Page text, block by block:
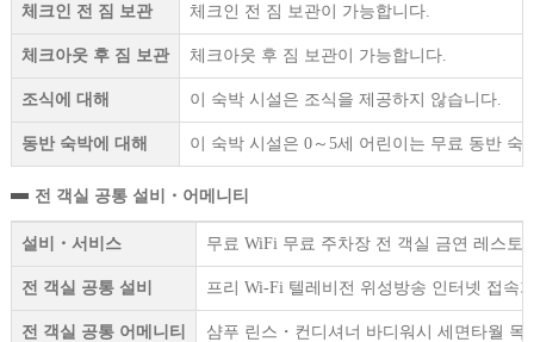
체크인 전 짐 보관 체크인 전 짐 보관이 가능합니다.
체크아웃 후 짐 보관 체크아웃 후 짐 보관이 가능합니다.
조식에 대해 이 숙박 시설은 조식을 제공하지 않습니다.
동반 숙박에 대해 이 숙박 시설은 0～5세 어린이는 무료 동반 숙
전 객실 공통 설비・어메니티
설비・서비스 무료 WiFi 무료 주차장 전 객실 금연 레스
전 객실 공통 설비 프리 Wi-Fi 텔레비전 위성방송 인터넷 접속
전 객실 공통 어메니티 샴푸 린스・컨디셔너 바디워시 세면타월 목